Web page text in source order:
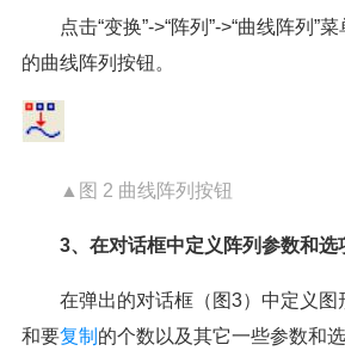
点击“变换”->“阵列”->“曲线阵列”
的曲线阵列按钮。
▲图 2 曲线阵列按钮
3、在对话框中定义阵列参数和选
在弹出的对话框（图3）中定义图
和要复制 的个数以及其它一些参数和